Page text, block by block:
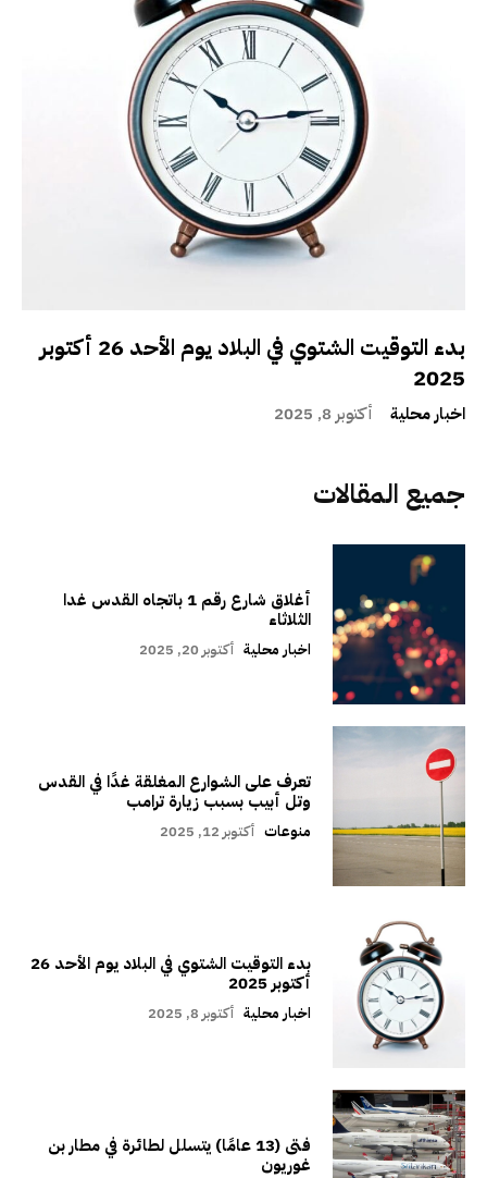
بدء التوقيت الشتوي في البلاد يوم الأحد 26 أكتوبر
2025
اخبار محلية أكتوبر 8, 2025
جميع المقالات
أغلاق شارع رقم 1 باتجاه القدس غدا
الثلاثاء
اخبار محلية أكتوبر 20, 2025
تعرف على الشوارع المغلقة غدًا في القدس
وتل أبيب بسبب زيارة ترامب
منوعات أكتوبر 12, 2025
بدء التوقيت الشتوي في البلاد يوم الأحد 26
أكتوبر 2025
اخبار محلية أكتوبر 8, 2025
فتى (13 عامًا) يتسلل لطائرة في مطار بن
غوريون